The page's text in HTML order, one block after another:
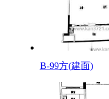
B-99方(建面)